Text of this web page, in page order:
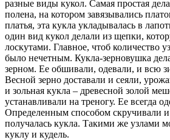
разные виды кукол. Самая простая
полена, на котором завязывались
платья, эта кукла укладывалась в
один вид кукол делали из щепки,
лоскутами. Главное, чтоб количество
было нечетным. Кукла-зерновушка
зерном. Ее обшивали, одевали, и всю
Весной зерно доставали и сеяли,
и зольная кукла – древесной золой
устанавливали на треногу. Ее всегда
Определенным способом скручивали и
получалась кукла. Такими же узлами
куклу и кудель.